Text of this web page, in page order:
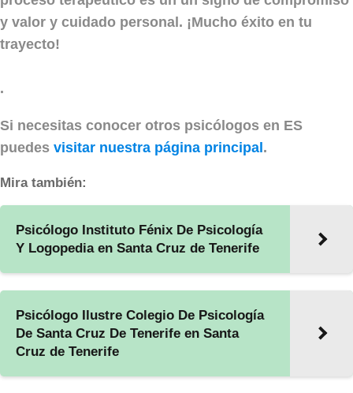
y valor y cuidado personal. ¡Mucho éxito en tu
trayecto!
.
Si necesitas conocer otros psicólogos en ES
puedes visitar nuestra página principal.
Mira también:
Psicólogo Instituto Fénix De Psicología
Y Logopedia en Santa Cruz de Tenerife
Psicólogo Ilustre Colegio De Psicología
De Santa Cruz De Tenerife en Santa
Cruz de Tenerife